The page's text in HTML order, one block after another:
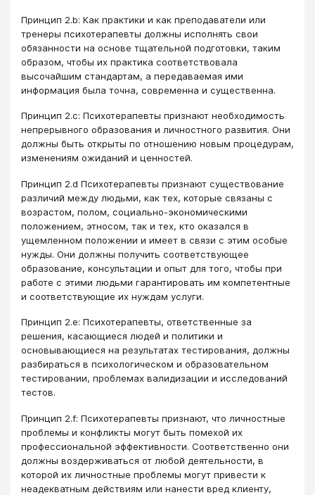
Принцип 2.b: Как практики и как преподаватели или
тренеры психотерапевты должны исполнять свои
обязанности на основе тщательной подготовки, таким
образом, чтобы их практика соответствовала
высочайшим стандартам, а передаваемая ими
информация была точна, современна и существенна.
Принцип 2.c: Психотерапевты признают необходимость
непрерывного образования и личностного развития. Они
должны быть открыты по отношению новым процедурам,
изменениям ожиданий и ценностей.
Принцип 2.d Психотерапевты признают существование
различий между людьми, как тех, которые связаны с
возрастом, полом, социально-экономическими
положением, этносом, так и тех, кто оказался в
ущемленном положении и имеет в связи с этим особые
нужды. Они должны получить соответствующее
образование, консультации и опыт для того, чтобы при
работе с этими людьми гарантировать им компетентные
и соответствующие их нуждам услуги.
Принцип 2.e: Психотерапевты, ответственные за
решения, касающиеся людей и политики и
основывающиеся на результатах тестирования, должны
разбираться в психологическом и образовательном
тестировании, проблемах валидизации и исследований
тестов.
Принцип 2.f: Психотерапевты признают, что личностные
проблемы и конфликты могут быть помехой их
профессиональной эффективности. Соответственно они
должны воздерживаться от любой деятельности, в
которой их личностные проблемы могут привести к
неадекватным действиям или нанести вред клиенту,